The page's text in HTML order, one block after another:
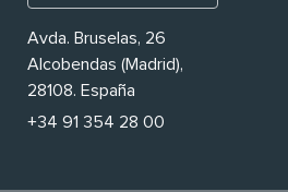
Avda. Bruselas, 26
Alcobendas (Madrid),
28108. España
+34 91 354 28 00